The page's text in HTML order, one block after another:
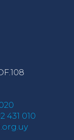
431 010